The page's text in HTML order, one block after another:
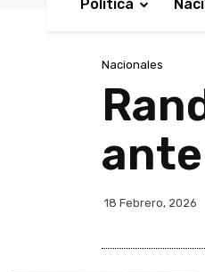
Política
Nacionales
18 Febrero, 2026